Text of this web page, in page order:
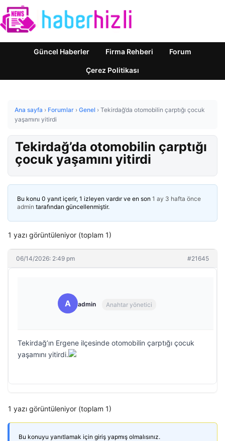
Güncel Haberler Firma Rehberi Forum
Çerez Politikası
Ana sayfa › Forumlar › Genel › Tekirdağ’da otomobilin çarptığı çocuk
yaşamını yitirdi
Tekirdağ’da otomobilin çarptığı
çocuk yaşamını yitirdi
Bu konu 0 yanıt içerir, 1 izleyen vardır ve en son 1 ay 3 hafta önce
admin tarafından güncellenmiştir.
1 yazı görüntüleniyor (toplam 1)
06/14/2026: 2:49 pm #21645
A admin Anahtar yönetici
Tekirdağ’ın Ergene ilçesinde otomobilin çarptığı çocuk
yaşamını yitirdi.
1 yazı görüntüleniyor (toplam 1)
Bu konuyu yanıtlamak için giriş yapmış olmalısınız.